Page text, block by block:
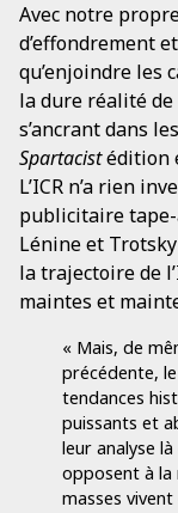
Avec notre
d’effondrement
qu’enjoindre les
la dure réalité
s’ancrant dans
Spartacistédition
L’ICR n’a rien
publicitaire
Lénine et
la trajectoire de
maintes et
« Mais, de
précédente,
tendances
puissants et
leur analyse
opposent à la
masses vivent